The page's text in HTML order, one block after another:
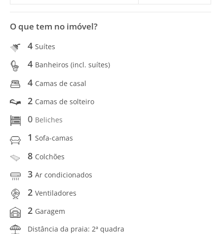
O que tem no imóvel?
4 Suítes
4 Banheiros (incl. suítes)
4 Camas de casal
2 Camas de solteiro
0 Beliches
1 Sofa-camas
8 Colchões
3 Ar condicionados
2 Ventiladores
2 Garagem
Distância da praia: 2ª quadra